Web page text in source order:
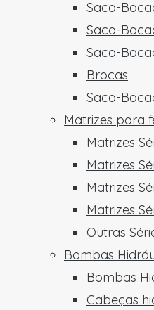
Saca-
Saca-
Saca-
Brocas
Saca-
Matrizes para
Matrizes
Matrizes
Matrizes
Matrizes
Outras
Bombas
Bombas
Cabeças